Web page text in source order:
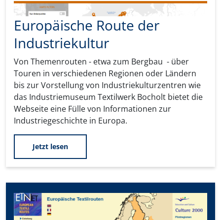
Europäische Route der
Industriekultur
Von Themenrouten - etwa zum Bergbau - über
Touren in verschiedenen Regionen oder Ländern
bis zur Vorstellung von Industriekulturzentren wie
das Industriemuseum Textilwerk Bocholt bietet die
Webseite eine Fülle von Informationen zur
Industriegeschichte in Europa.
Jetzt lesen